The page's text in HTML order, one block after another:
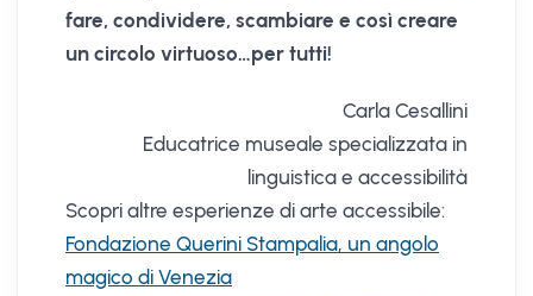
fare, condividere, scambiare e così creare
un circolo virtuoso…per tutti!
Carla Cesallini
Educatrice museale specializzata in
linguistica e accessibilità
Scopri altre esperienze di arte accessibile:
Fondazione Querini Stampalia, un angolo
magico di Venezia